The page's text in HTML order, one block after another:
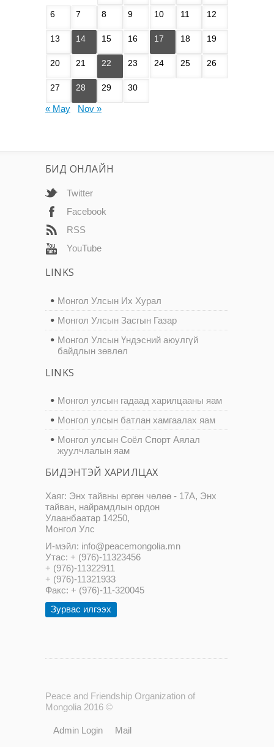
6 7 8 9 10 11 12
13 14 15 16 17 18 19
20 21 22 23 24 25 26
27 28 29 30
« May Nov »
БИД ОНЛАЙН
Twitter
Facebook
RSS
YouTube
LINKS
Монгол Улсын Их Хурал
Монгол Улсын Засгын Газар
Монгол Улсын Үндэсний аюулгүй
байдлын зөвлөл
LINKS
Монгол улсын гадаад харилцааны яам
Монгол улсын батлан хамгаалах яам
Монгол улсын Соёл Спорт Аялал
жуулчлалын яам
БИДЭНТЭЙ ХАРИЛЦАХ
Хаяг: Энх тайвны өргөн чөлөө - 17А, Энх
тайван, найрамдлын ордон
Улаанбаатар 14250,
Монгол Улс
И-мэйл: info@peacemongolia.mn
Утас: + (976)-11323456
+ (976)-11322911
+ (976)-11321933
Факс: + (976)-11-320045
Зурвас илгээх
Peace and Friendship Organization of
Mongolia 2016 ©
Admin Login Mail